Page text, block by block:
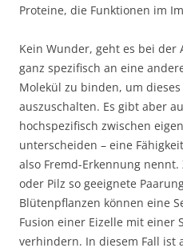
Proteine, die Funktionen im
Kein Wunder, geht es bei
ganz spezifisch an eine
Molekül zu binden, um
auszuschalten. Es gibt aber
hochspezifisch zwischen
unterscheiden – eine
also Fremd-Erkennung
oder Pilz so geeignete
Blütenpflanzen können eine
Fusion einer Eizelle mit einer
verhindern. In diesem Fall ist